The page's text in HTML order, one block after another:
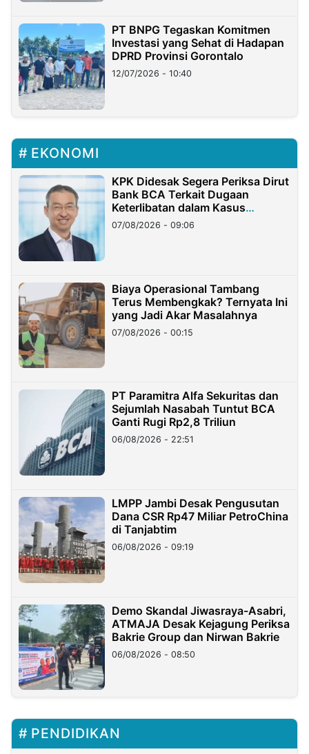
PT BNPG Tegaskan Komitmen
Investasi yang Sehat di Hadapan
DPRD Provinsi Gorontalo
12/07/2026 - 10:40
EKONOMI
KPK Didesak Segera Periksa Dirut
Bank BCA Terkait Dugaan
Keterlibatan dalam Kasus
Hilangnya Dana Nasabah Rp2,58
Miliar
07/08/2026 - 09:06
Biaya Operasional Tambang
Terus Membengkak? Ternyata Ini
yang Jadi Akar Masalahnya
07/08/2026 - 00:15
PT Paramitra Alfa Sekuritas dan
Sejumlah Nasabah Tuntut BCA
Ganti Rugi Rp2,8 Triliun
06/08/2026 - 22:51
LMPP Jambi Desak Pengusutan
Dana CSR Rp47 Miliar PetroChina
di Tanjabtim
06/08/2026 - 09:19
Demo Skandal Jiwasraya-Asabri,
ATMAJA Desak Kejagung Periksa
Bakrie Group dan Nirwan Bakrie
06/08/2026 - 08:50
PENDIDIKAN